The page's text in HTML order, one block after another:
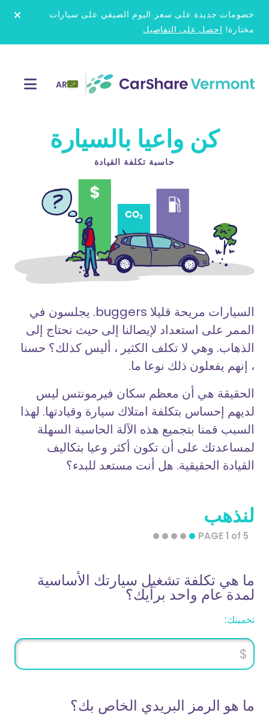
content
خصومات جديدة على سعر اليوم الصيفي على سيارات
مختارة! احصل على التفاصيل
AR
كن واعيا بالسيارة
حاسبة تكلفة القيادة
السيارات مريحة قليلا buggers. يجلسون في
الممر على استعداد لإيصالنا إلى حيث نحتاج إلى
الذهاب. وهي لا تكلف الكثير ، أليس كذلك؟ حسنا
، إنهم يفعلون ذلك نوعا ما.
الحقيقة هي أن معظم سكان فيرمونتس ليس
لديهم إحساس بتكلفة امتلاك سيارة وقيادتها. لهذا
السبب قمنا بتجميع هذه الآلة الحاسبة السهلة
لمساعدتك على أن تكون أكثر وعيا بتكاليف
القيادة الحقيقية. هل أنت مستعد للبدء؟
لنذهب
PAGE 1 of 5
ما هي تكلفة تشغيل سيارتك الأساسية
لمدة عام واحد برأيك؟
تخمينك:
ما هو الرمز البريدي الخاص بك؟